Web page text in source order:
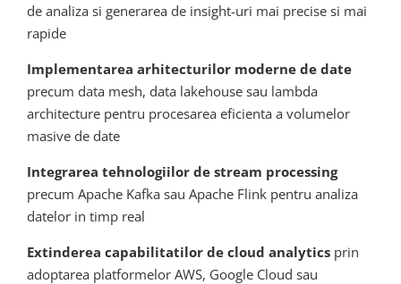
de analiza si generarea de insight-uri mai precise si mai
rapide
Implementarea arhitecturilor moderne de date
precum data mesh, data lakehouse sau lambda
architecture pentru procesarea eficienta a volumelor
masive de date
Integrarea tehnologiilor de stream processing
precum Apache Kafka sau Apache Flink pentru analiza
datelor in timp real
Extinderea capabilitatilor de cloud analytics prin
adoptarea platformelor AWS, Google Cloud sau